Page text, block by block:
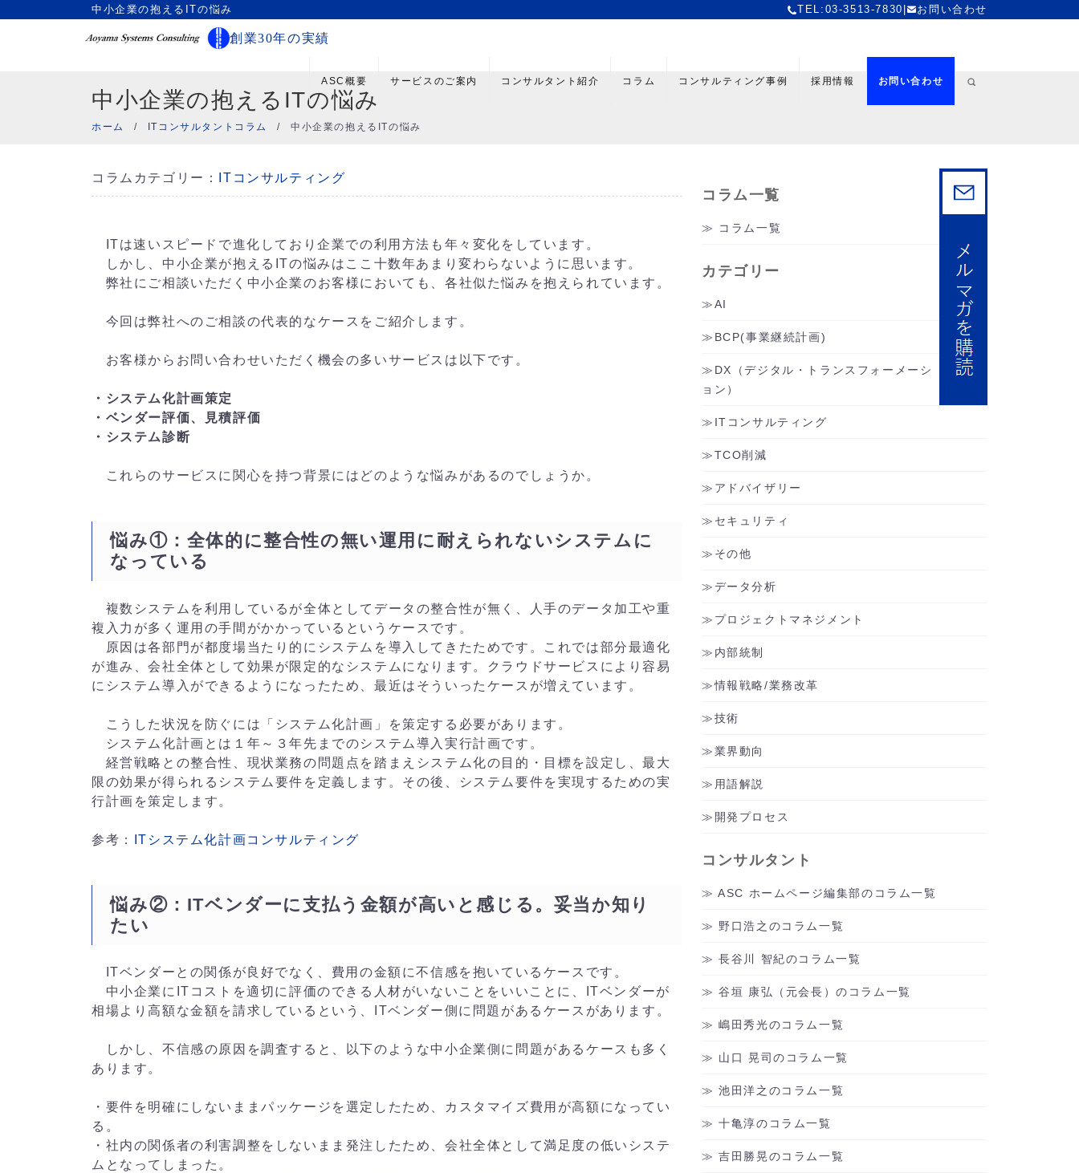
中小企業の抱えるITの悩み TEL:03-3513-7830 お問い合わせ
創業30年の実績
ASC概要 サービスのご案内 コンサルタント紹介 コラム コンサルティング事例 採用情報 お問い合わせ
中小企業の抱えるITの悩み
ホーム / ITコンサルタントコラム /中小企業の抱えるITの悩み
コラムカテゴリー： ITコンサルティング
ITは速いスピードで進化しており企業での利用方法も年々変化をしています。
しかし、中小企業が抱えるITの悩みはここ十数年あまり変わらないように思います。
弊社にご相談いただく中小企業のお客様においても、各社似た悩みを抱えられています。
今回は弊社へのご相談の代表的なケースをご紹介します。
お客様からお問い合わせいただく機会の多いサービスは以下です。
・システム化計画策定
・ベンダー評価、見積評価
・システム診断
これらのサービスに関心を持つ背景にはどのような悩みがあるのでしょうか。
悩み①：全体的に整合性の無い運用に耐えられないシステムに
なっている
複数システムを利用しているが全体としてデータの整合性が無く、人手のデータ加工や重
複入力が多く運用の手間がかかっているというケースです。
原因は各部門が都度場当たり的にシステムを導入してきたためです。これでは部分最適化
が進み、会社全体として効果が限定的なシステムになります。クラウドサービスにより容易
にシステム導入ができるようになったため、最近はそういったケースが増えています。
こうした状況を防ぐには「システム化計画」を策定する必要があります。
システム化計画とは１年～３年先までのシステム導入実行計画です。
経営戦略との整合性、現状業務の問題点を踏まえシステム化の目的・目標を設定し、最大
限の効果が得られるシステム要件を定義します。その後、システム要件を実現するための実
行計画を策定します。
参考： ITシステム化計画コンサルティング
悩み②：ITベンダーに支払う金額が高いと感じる。妥当か知り
たい
ITベンダーとの関係が良好でなく、費用の金額に不信感を抱いているケースです。
中小企業にITコストを適切に評価のできる人材がいないことをいいことに、ITベンダーが
相場より高額な金額を請求しているという、ITベンダー側に問題があるケースがあります。
しかし、不信感の原因を調査すると、以下のような中小企業側に問題があるケースも多く
あります。
・要件を明確にしないままパッケージを選定したため、カスタマイズ費用が高額になってい
る。
・社内の関係者の利害調整をしないまま発注したため、会社全体として満足度の低いシステ
ムとなってしまった。
コラム一覧
コラム一覧
カテゴリー
AI
BCP(事業継続計画)
DX（デジタル・トランスフォーメーシ
ョン）
ITコンサルティング
TCO削減
アドバイザリー
セキュリティ
その他
データ分析
プロジェクトマネジメント
内部統制
情報戦略/業務改革
技術
業界動向
用語解説
開発プロセス
コンサルタント
ASC ホームページ編集部のコラム一覧
野口浩之のコラム一覧
長谷川 智紀のコラム一覧
谷垣 康弘（元会長）のコラム一覧
嶋田秀光のコラム一覧
山口 晃司のコラム一覧
池田洋之のコラム一覧
十亀淳のコラム一覧
吉田勝晃のコラム一覧